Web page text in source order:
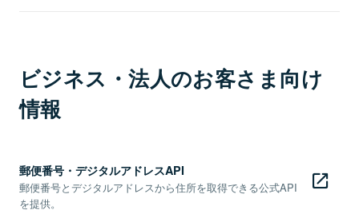
ビジネス・法人のお客さま向け
情報
郵便番号・デジタルアドレスAPI
郵便番号とデジタルアドレスから住所を取得できる公式API
を提供。